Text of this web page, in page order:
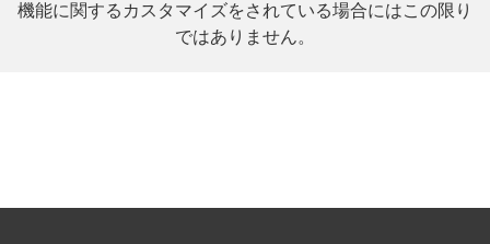
機能に関するカスタマイズをされている場合にはこの限り
ではありません。